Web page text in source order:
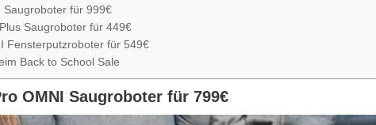
Saugroboter für 999€
Saugroboter für 449€
Fensterputzroboter für 549€
Back to School Sale
OMNI Saugroboter für 799€